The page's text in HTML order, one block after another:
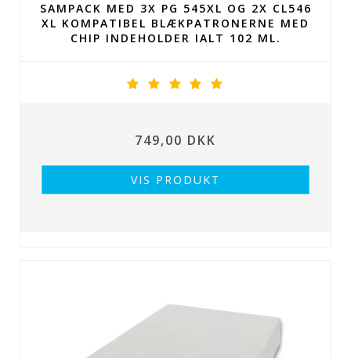
SAMPACK MED 3X PG 545XL OG 2X CL546
XL KOMPATIBEL BLÆKPATRONERNE MED
CHIP INDEHOLDER IALT 102 ML.
749,00 DKK
VIS PRODUKT